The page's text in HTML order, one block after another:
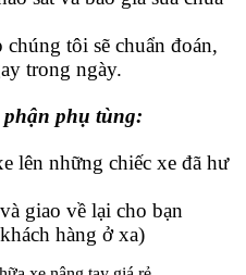
tôi sẽ chuẩn đoán,
trong ngày.
phận phụ tùng:
lên những chiếc xe đã hư
giao về lại cho bạn
hàng ở xa)